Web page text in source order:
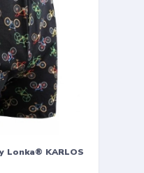
Lonka® KARLOS